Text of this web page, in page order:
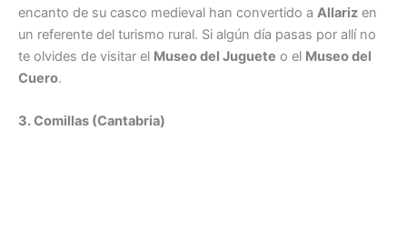
encanto de su casco medieval han convertido a Allariz en
un referente del turismo rural. Si algún día pasas por allí no
te olvides de visitar el Museo del Juguete o el Museo del
Cuero.
3. Comillas (Cantabria)